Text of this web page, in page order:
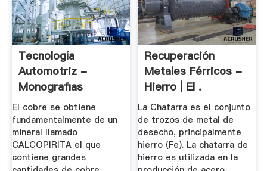
Tecnología
Automotriz -
Monografias
El cobre se obtiene
fundamentalmente de un
mineral llamado
CALCOPIRITA el que
contiene grandes
Recuperación
Metales Férricos -
Hierro | El .
La Chatarra es el conjunto
de trozos de metal de
desecho, principalmente
hierro (Fe). La chatarra de
hierro es utilizada en la